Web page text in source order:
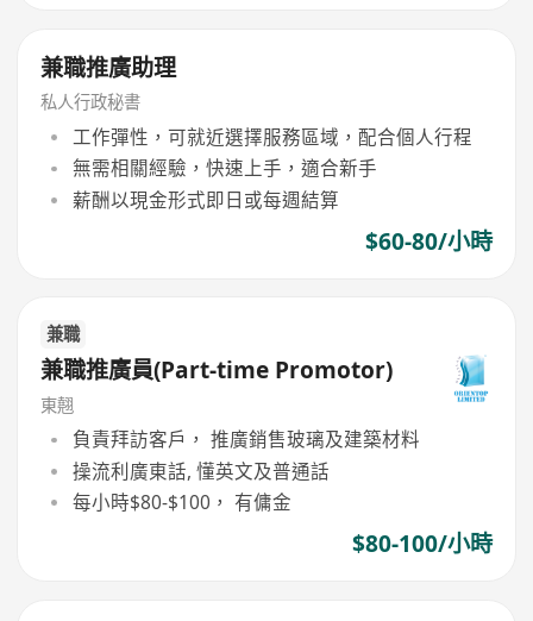
兼職推廣助理
私人行政秘書
工作彈性，可就近選擇服務區域，配合個人行程
無需相關經驗，快速上手，適合新手
薪酬以現金形式即日或每週結算
$60-80/小時
兼職
兼職推廣員(Part-time Promotor)
東翹
負責拜訪客戶， 推廣銷售玻璃及建築材料
操流利廣東話, 懂英文及普通話
每小時$80-$100， 有傭金
$80-100/小時